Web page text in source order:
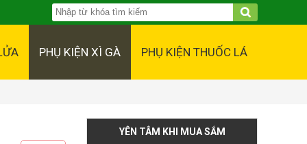
PHỤ KIỆN THUỐC LÁ
PHỤ KIỆN XÌ GÀ
YÊN TÂM KHI MUA SẮM